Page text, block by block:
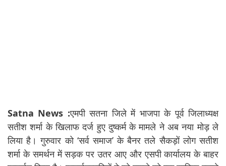
Satna News :एमपी सतना जिले में भाजपा के पूर्व जिलाध्यक्ष
सतीश शर्मा के खिलाफ दर्ज हुए दुष्कर्म के मामले ने अब नया मोड़ ले
लिया है। गुरुवार को ‘सर्व समाज’ के बैनर तले सैकड़ों लोग सतीश
शर्मा के समर्थन में सड़क पर उतर आए और एसपी कार्यालय के बाहर